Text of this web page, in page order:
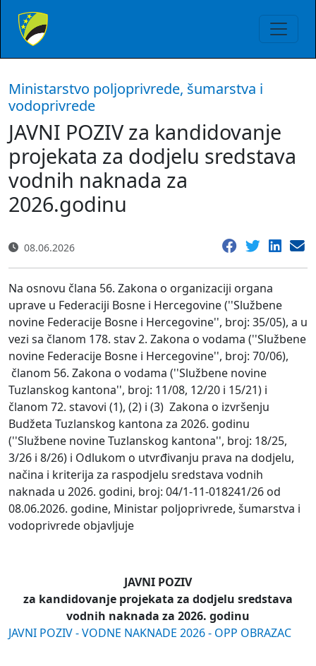
Ministarstvo poljoprivrede, šumarstva i
vodoprivrede
JAVNI POZIV za kandidovanje
projekata za dodjelu sredstava
vodnih naknada za
2026.godinu
08.06.2026
Na osnovu člana 56. Zakona o organizaciji organa
uprave u Federaciji Bosne i Hercegovine (''Službene
novine Federacije Bosne i Hercegovine'', broj: 35/05), a u
vezi sa članom 178. stav 2. Zakona o vodama (''Službene
novine Federacije Bosne i Hercegovine'', broj: 70/06),
članom 56. Zakona o vodama (''Službene novine
Tuzlanskog kantona'', broj: 11/08, 12/20 i 15/21) i
članom 72. stavovi (1), (2) i (3) Zakona o izvršenju
Budžeta Tuzlanskog kantona za 2026. godinu
(''Službene novine Tuzlanskog kantona'', broj: 18/25,
3/26 i 8/26) i Odlukom o utvrđivanju prava na dodjelu,
načina i kriterija za raspodjelu sredstava vodnih
naknada u 2026. godini, broj: 04/1-11-018241/26 od
08.06.2026. godine, Ministar poljoprivrede, šumarstva i
vodoprivrede objavljuje
JAVNI POZIV
za kandidovanje projekata za dodjelu sredstava
vodnih naknada za 2026. godinu
JAVNI POZIV - VODNE NAKNADE 2026 - OPP OBRAZAC